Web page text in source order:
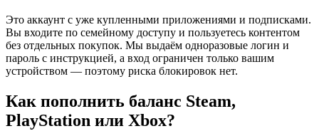
Это аккаунт с уже купленными приложениями и подписками.
Вы входите по семейному доступу и пользуетесь контентом
без отдельных покупок. Мы выдаём одноразовые логин и
пароль с инструкцией, а вход ограничен только вашим
устройством — поэтому риска блокировок нет.
Как пополнить баланс Steam,
PlayStation или Xbox?